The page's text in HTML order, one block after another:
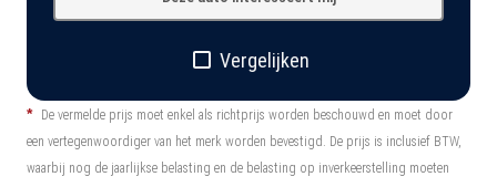
Vergelijken
*
De vermelde prijs moet enkel als richtprijs worden beschouwd en moet door
een vertegenwoordiger van het merk worden bevestigd. De prijs is inclusief BTW,
waarbij nog de jaarlijkse belasting en de belasting op inverkeerstelling moeten